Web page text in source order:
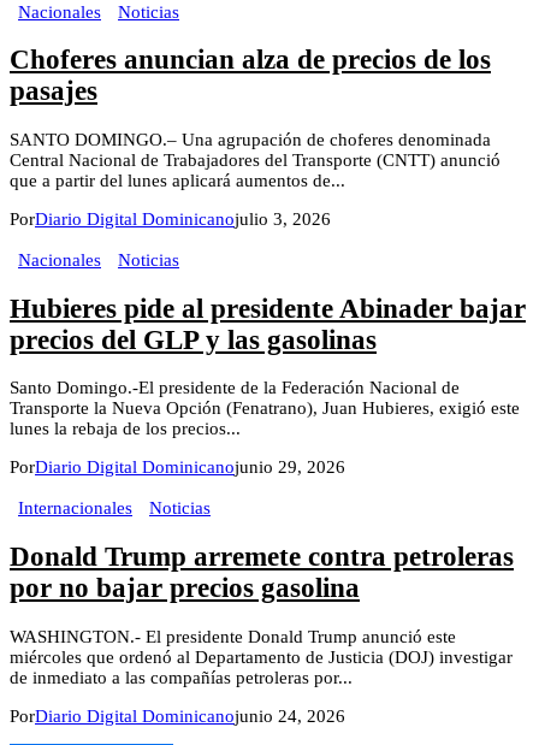
Nacionales Noticias
Choferes anuncian alza de precios de los
pasajes
SANTO DOMINGO.– Una agrupación de choferes denominada
Central Nacional de Trabajadores del Transporte (CNTT) anunció
que a partir del lunes aplicará aumentos de...
PorDiario Digital Dominicanojulio 3, 2026
Nacionales Noticias
Hubieres pide al presidente Abinader bajar
precios del GLP y las gasolinas
Santo Domingo.-El presidente de la Federación Nacional de
Transporte la Nueva Opción (Fenatrano), Juan Hubieres, exigió este
lunes la rebaja de los precios...
PorDiario Digital Dominicanojunio 29, 2026
Internacionales Noticias
Donald Trump arremete contra petroleras
por no bajar precios gasolina
WASHINGTON.- El presidente Donald Trump anunció este
miércoles que ordenó al Departamento de Justicia (DOJ) investigar
de inmediato a las compañías petroleras por...
PorDiario Digital Dominicanojunio 24, 2026